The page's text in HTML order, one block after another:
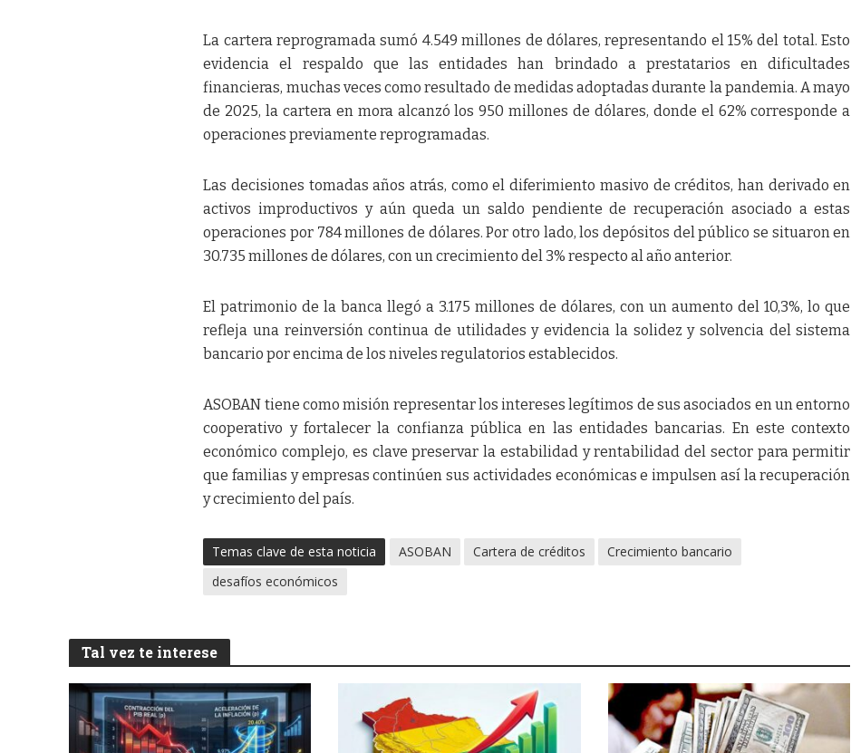
La cartera reprogramada sumó 4.549 millones de dólares, representando el 15% del total. Esto
evidencia el respaldo que las entidades han brindado a prestatarios en dificultades
financieras, muchas veces como resultado de medidas adoptadas durante la pandemia. A mayo
de 2025, la cartera en mora alcanzó los 950 millones de dólares, donde el 62% corresponde a
operaciones previamente reprogramadas.
Las decisiones tomadas años atrás, como el diferimiento masivo de créditos, han derivado en
activos improductivos y aún queda un saldo pendiente de recuperación asociado a estas
operaciones por 784 millones de dólares. Por otro lado, los depósitos del público se situaron en
30.735 millones de dólares, con un crecimiento del 3% respecto al año anterior.
El patrimonio de la banca llegó a 3.175 millones de dólares, con un aumento del 10,3%, lo que
refleja una reinversión continua de utilidades y evidencia la solidez y solvencia del sistema
bancario por encima de los niveles regulatorios establecidos.
ASOBAN tiene como misión representar los intereses legítimos de sus asociados en un entorno
cooperativo y fortalecer la confianza pública en las entidades bancarias. En este contexto
económico complejo, es clave preservar la estabilidad y rentabilidad del sector para permitir
que familias y empresas continúen sus actividades económicas e impulsen así la recuperación
y crecimiento del país.
Temas clave de esta noticia ASOBAN Cartera de créditos
Crecimiento bancario
desafíos económicos
Tal vez te interese